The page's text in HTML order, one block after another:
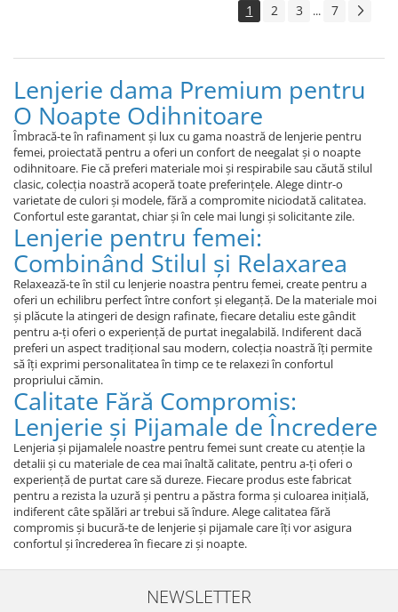
1 2 3 ... 7
Lenjerie dama Premium pentru
O Noapte Odihnitoare
Îmbracă-te în rafinament și lux cu gama noastră de lenjerie pentru
femei, proiectată pentru a oferi un confort de neegalat și o noapte
odihnitoare. Fie că preferi materiale moi și respirabile sau căută stilul
clasic, colecția noastră acoperă toate preferințele. Alege dintr-o
varietate de culori și modele, fără a compromite niciodată calitatea.
Confortul este garantat, chiar și în cele mai lungi și solicitante zile.
Lenjerie pentru femei:
Combinând Stilul și Relaxarea
Relaxează-te în stil cu lenjerie noastra pentru femei, create pentru a
oferi un echilibru perfect între confort și eleganță. De la materiale moi
și plăcute la atingeri de design rafinate, fiecare detaliu este gândit
pentru a-ți oferi o experiență de purtat inegalabilă. Indiferent dacă
preferi un aspect tradițional sau modern, colecția noastră îți permite
să îți exprimi personalitatea în timp ce te relaxezi în confortul
propriului cămin.
Calitate Fără Compromis:
Lenjerie și Pijamale de Încredere
Lenjeria și pijamalele noastre pentru femei sunt create cu atenție la
detalii și cu materiale de cea mai înaltă calitate, pentru a-ți oferi o
experiență de purtat care să dureze. Fiecare produs este fabricat
pentru a rezista la uzură și pentru a păstra forma și culoarea inițială,
indiferent câte spălări ar trebui să îndure. Alege calitatea fără
compromis și bucură-te de lenjerie și pijamale care îți vor asigura
confortul și încrederea în fiecare zi și noapte.
NEWSLETTER